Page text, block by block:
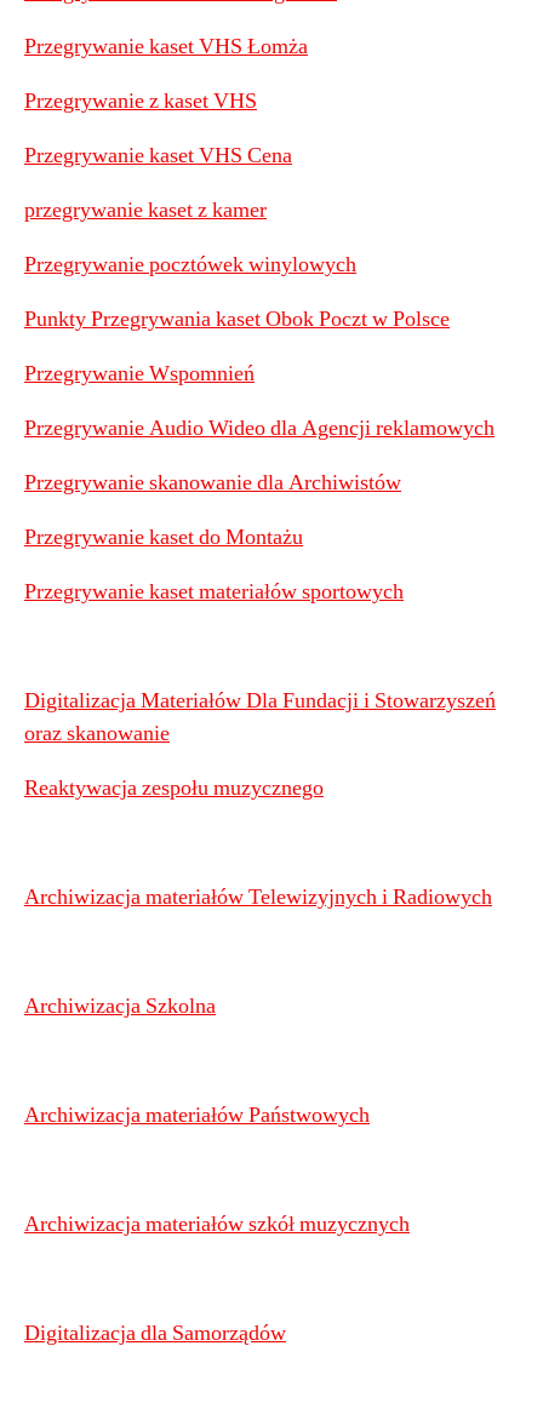
Przegrywanie kaset VHS Łomża
Przegrywanie z kaset VHS
Przegrywanie kaset VHS Cena
przegrywanie kaset z kamer
Przegrywanie pocztówek winylowych
Punkty Przegrywania kaset Obok Poczt w Polsce
Przegrywanie Wspomnień
Przegrywanie Audio Wideo dla Agencji reklamowych
Przegrywanie skanowanie dla Archiwistów
Przegrywanie kaset do Montażu
Przegrywanie kaset materiałów sportowych
Digitalizacja Materiałów Dla Fundacji i Stowarzyszeń
oraz skanowanie
Reaktywacja zespołu muzycznego
Archiwizacja materiałów Telewizyjnych i Radiowych
Archiwizacja Szkolna
Archiwizacja materiałów Państwowych
Archiwizacja materiałów szkół muzycznych
Digitalizacja dla Samorządów